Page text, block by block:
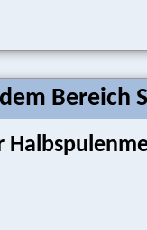
Bereich